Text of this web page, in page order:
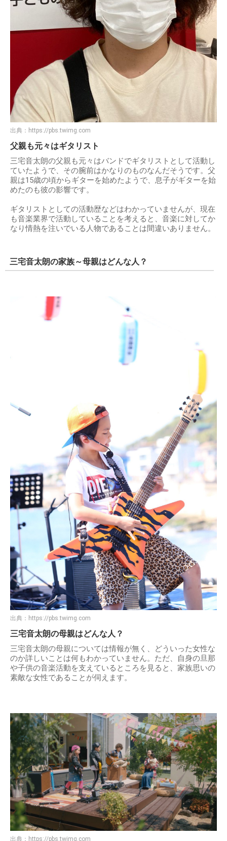
出典： https://pbs.twimg.com
父親も元々はギタリスト
三宅音太朗の父親も元々はバンドでギタリストとして活動し
ていたようで、その腕前はかなりのものなんだそうです。父
親は15歳の頃からギターを始めたようで、息子がギターを始
めたのも彼の影響です。
ギタリストとしての活動歴などはわかっていませんが、現在
も音楽業界で活動していることを考えると、音楽に対してか
なり情熱を注いでいる人物であることは間違いありません。
三宅音太朗の家族～母親はどんな人？
出典： https://pbs.twimg.com
三宅音太朗の母親はどんな人？
三宅音太朗の母親については情報が無く、どういった女性な
のか詳しいことは何もわかっていません。ただ、自身の旦那
や子供の音楽活動を支えているところを見ると、家族思いの
素敵な女性であることが伺えます。
出典： https://pbs.twimg.com